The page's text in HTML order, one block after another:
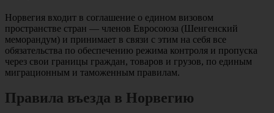
Норвегия входит в соглашение о едином визовом
пространстве стран — членов Евросоюза (Шенгенский
меморандум) и принимает в связи с этим на себя все
обязательства по обеспечению режима контроля и пропуска
через свои границы граждан, товаров и грузов, по единым
миграционным и таможенным правилам.
Правила въезда в Норвегию